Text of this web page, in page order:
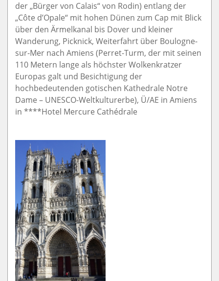
der „Bürger von Calais“ von Rodin) entlang der
„Côte d’Opale“ mit hohen Dünen zum Cap mit Blick
über den Ärmelkanal bis Dover und kleiner
Wanderung, Picknick, Weiterfahrt über Boulogne-
sur-Mer nach Amiens (Perret-Turm, der mit seinen
110 Metern lange als höchster Wolkenkratzer
Europas galt und Besichtigung der
hochbedeutenden gotischen Kathedrale Notre
Dame – UNESCO-Weltkulturerbe), Ü/AE in Amiens
in ****Hotel Mercure Cathédrale